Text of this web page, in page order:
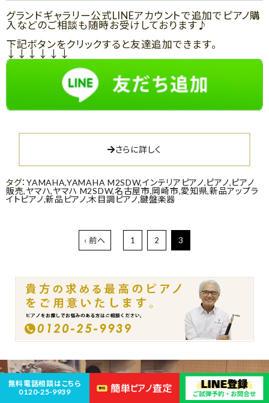
グランドギャラリー公式LINEアカウントで追加でピアノ購
入などのご相談も随時お受けしております♪
下記ボタンをクリックすると友達追加できます。
↓↓↓↓↓↓
さらに詳しく
タグ：YAMAHA,YAMAHA M2SDW,インテリアピアノ,ピアノ,ピアノ
販売,ヤマハ,ヤマハ M2SDW,名古屋市,岡崎市,愛知県,新品アップラ
イトピアノ,新品ピアノ,木目調ピアノ,鍵盤楽器
‹ 前へ 1 2 3
無料電話相談はこちら
0120-25-9939